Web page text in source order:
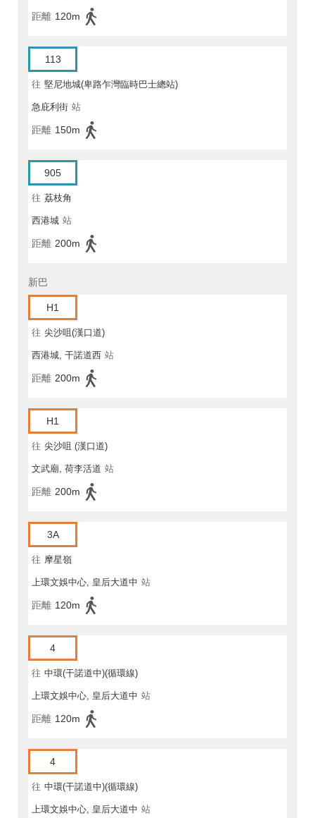
距離 120m
113
往 堅尼地城(卑路乍灣臨時巴士總站)
急庇利街 站
距離 150m
905
往 荔枝角
西港城 站
距離 200m
新巴
H1
往 尖沙咀(漢口道)
西港城, 干諾道西 站
距離 200m
H1
往 尖沙咀 (漢口道)
文武廟, 荷李活道 站
距離 200m
3A
往 摩星嶺
上環文娛中心, 皇后大道中 站
距離 120m
4
往 中環(干諾道中)(循環線)
上環文娛中心, 皇后大道中 站
距離 120m
4
往 中環(干諾道中)(循環線)
上環文娛中心, 皇后大道中 站